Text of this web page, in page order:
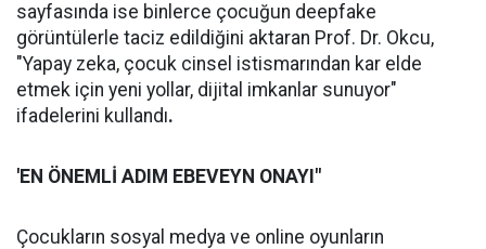
sayfasında ise binlerce çocuğun deepfake
görüntülerle taciz edildiğini aktaran Prof. Dr. Okcu,
"Yapay zeka, çocuk cinsel istismarından kar elde
etmek için yeni yollar, dijital imkanlar sunuyor"
ifadelerini kullandı.
'EN ÖNEMLİ ADIM EBEVEYN ONAYI"
Çocukların sosyal medya ve online oyunların